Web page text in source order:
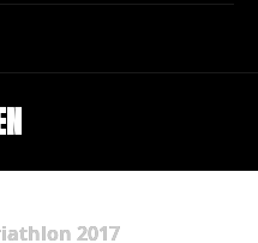
2017